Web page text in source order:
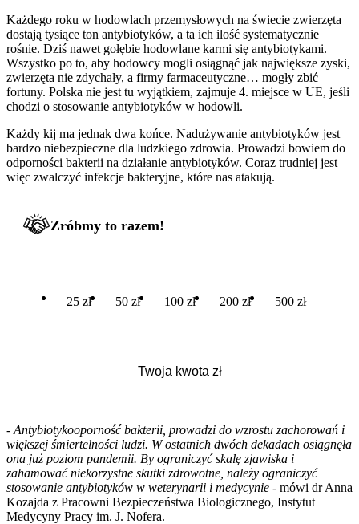
Każdego roku w hodowlach przemysłowych na świecie zwierzęta
dostają tysiące ton antybiotyków, a ta ich ilość systematycznie
rośnie. Dziś nawet gołębie hodowlane karmi się antybiotykami.
Wszystko po to, aby hodowcy mogli osiągnąć jak największe zyski,
zwierzęta nie zdychały, a firmy farmaceutyczne… mogły zbić
fortuny. Polska nie jest tu wyjątkiem, zajmuje 4. miejsce w UE, jeśli
chodzi o stosowanie antybiotyków w hodowli.
Każdy kij ma jednak dwa końce. Nadużywanie antybiotyków jest
bardzo niebezpieczne dla ludzkiego zdrowia. Prowadzi bowiem do
odporności bakterii na działanie antybiotyków. Coraz trudniej jest
więc zwalczyć infekcje bakteryjne, które nas atakują.
Zróbmy to razem!
25 zł 50 zł 100 zł 200 zł 500 zł
- Antybiotykooporność bakterii, prowadzi do wzrostu zachorowań i
większej śmiertelności ludzi. W ostatnich dwóch dekadach osiągnęła
ona już poziom pandemii. By ograniczyć skalę zjawiska i
zahamować niekorzystne skutki zdrowotne, należy ograniczyć
stosowanie antybiotyków w weterynarii i medycynie - mówi dr Anna
Kozajda z Pracowni Bezpieczeństwa Biologicznego, Instytut
Medycyny Pracy im. J. Nofera.